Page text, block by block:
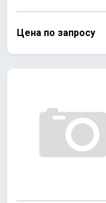
Цена по запросу